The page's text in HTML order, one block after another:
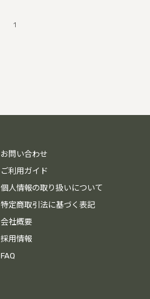
1
お問い合わせ
ご利用ガイド
個人情報の取り扱いについて
特定商取引法に基づく表記
会社概要
採用情報
FAQ